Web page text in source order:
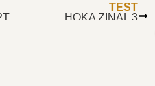
TEST
HOKA ZINAL 3